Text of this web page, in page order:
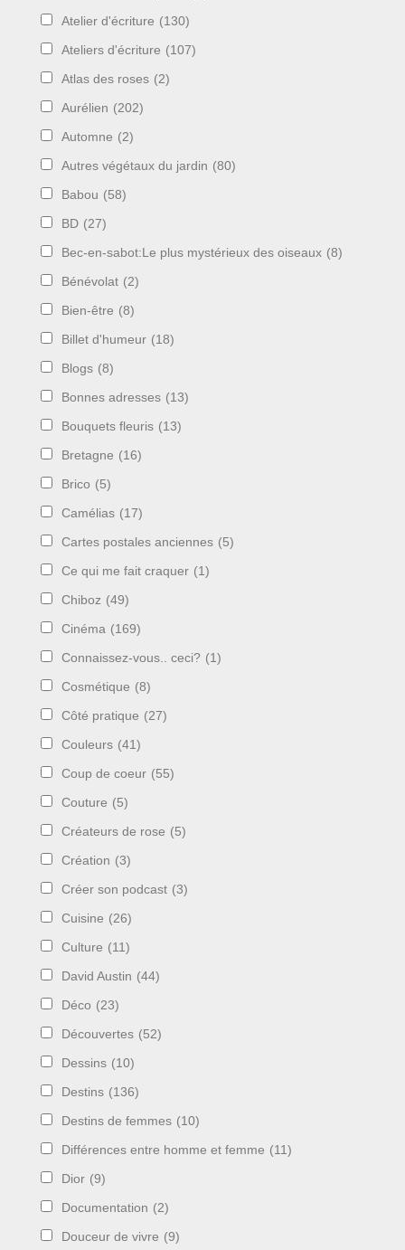
Atelier d'écriture (130)
Ateliers d'écriture (107)
Atlas des roses (2)
Aurélien (202)
Automne (2)
Autres végétaux du jardin (80)
Babou (58)
BD (27)
Bec-en-sabot:Le plus mystérieux des oiseaux (8)
Bénévolat (2)
Bien-être (8)
Billet d'humeur (18)
Blogs (8)
Bonnes adresses (13)
Bouquets fleuris (13)
Bretagne (16)
Brico (5)
Camélias (17)
Cartes postales anciennes (5)
Ce qui me fait craquer (1)
Chiboz (49)
Cinéma (169)
Connaissez-vous.. ceci? (1)
Cosmétique (8)
Côté pratique (27)
Couleurs (41)
Coup de coeur (55)
Couture (5)
Créateurs de rose (5)
Création (3)
Créer son podcast (3)
Cuisine (26)
Culture (11)
David Austin (44)
Déco (23)
Découvertes (52)
Dessins (10)
Destins (136)
Destins de femmes (10)
Différences entre homme et femme (11)
Dior (9)
Documentation (2)
Douceur de vivre (9)